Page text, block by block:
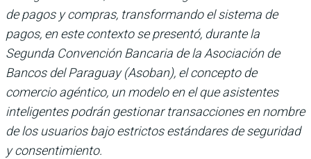
de pagos y compras, transformando el sistema de
pagos, en este contexto se presentó, durante la
Segunda Convención Bancaria de la Asociación de
Bancos del Paraguay (Asoban), el concepto de
comercio agéntico, un modelo en el que asistentes
inteligentes podrán gestionar transacciones en nombre
de los usuarios bajo estrictos estándares de seguridad
y consentimiento.